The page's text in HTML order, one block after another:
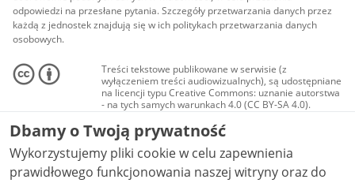
odpowiedzi na przesłane pytania. Szczegóły przetwarzania danych przez
każdą z jednostek znajdują się w ich politykach przetwarzania danych
osobowych.
Treści tekstowe publikowane w serwisie (z
wyłączeniem treści audiowizualnych), są udostępniane
na licencji typu Creative Commons: uznanie autorstwa
- na tych samych warunkach 4.0 (CC BY-SA 4.0).
Materiały audiowizualne, w tym zdjęcia, materiały
audio i wideo, są udostępniane na licencji typu
Creative Commons: uznanie autorstwa użycie
niekomercyjne - bez utworów zależnych 4.0 (CC BY-
NC-ND 4.0), o ile nie jest to stwierdzone inaczej.
Dbamy o Twoją prywatność
Wykorzystujemy pliki cookie w celu zapewnienia
prawidłowego funkcjonowania naszej witryny oraz do